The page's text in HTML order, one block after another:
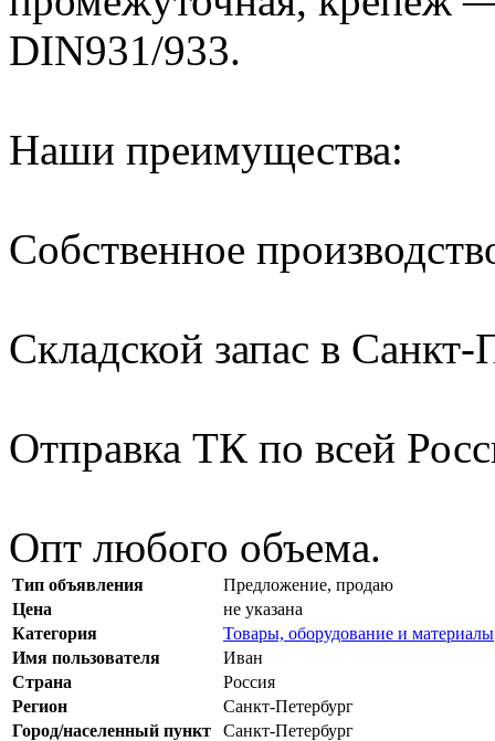
DIN931/933.
Наши преимущества:
Собственное
Складской запас в Санкт-
Отправка ТК по всей
Опт любого объема.
Тип объявления
Предложение, продаю
Цена
не указана
Категория
Товары, оборудование и материалы
Имя пользователя
Иван
Страна
Россия
Регион
Санкт-Петербург
Город/населенный пункт
Санкт-Петербург